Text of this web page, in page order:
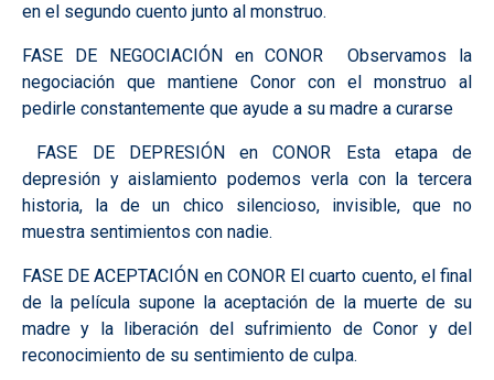
en el segundo cuento junto al monstruo.
FASE DE NEGOCIACIÓN en CONORObservamos la
negociación que mantiene Conor con el monstruo al
pedirle constantemente que ayude a su madre a curarse
FASE DE DEPRESIÓN en CONOR
Esta etapa de
depresión y aislamiento podemos verla con la tercera
historia, la de un chico silencioso, invisible, que no
muestra sentimientos con nadie.
FASE DE ACEPTACIÓN en CONOR El cuarto cuento, el final
de la película supone la aceptación de la muerte de su
madre y la liberación del sufrimiento de Conor y del
reconocimiento de su sentimiento de culpa.